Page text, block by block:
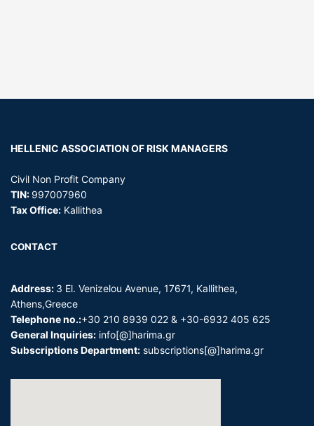
HELLENIC ASSOCIATION OFRISK MANAGERS
Civil Non Profit Company
TIN: 997007960
Tax Office: Kallithea
CONTACT
Address: 3 El. Venizelou Avenue, 17671, Kallithea,
Athens,Greece
Telephone no.:+30 210 8939 022 & +30-6932 405 625
General Inquiries: info[@]harima.gr
Subscriptions Department: subscriptions[@]harima.gr